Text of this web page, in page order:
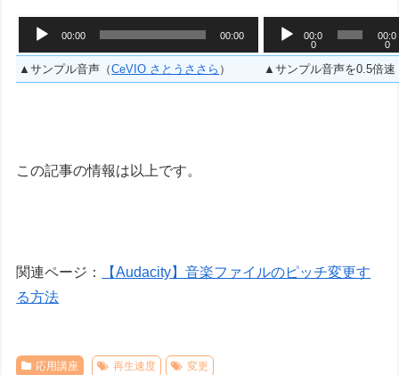
プ
00:00 00:00
プ
00:0
0
00:0
0
▲サンプル音声（CeVIO さとうささら ） ▲サンプル音声を0.5倍速
この記事の情報は以上です。
関連ページ：
【Audacity】音楽ファイルのピッチ変更す
る方法
応用講座 再生速度 変更